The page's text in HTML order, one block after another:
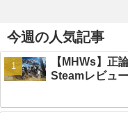
今週の人気記事
【MHWs】正
Steamレビュ